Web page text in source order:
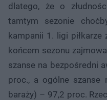
dlatego, że o
tamtym sezonie
kampanii 1. ligi piłkarze
końcem sezonu
szanse na bezpośredni
proc., a ogólne szanse
baraży) – 97,2 proc.